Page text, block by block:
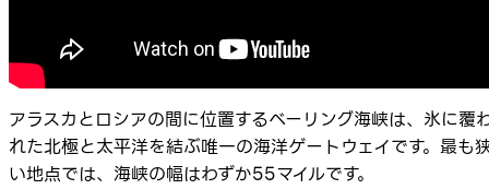
アラスカとロシアの間に位置するベーリング海峡は、氷に覆
れた北極と太平洋を結ぶ唯一の海洋ゲートウェイです。最も
い地点では、海峡の幅はわずか55マイルです。